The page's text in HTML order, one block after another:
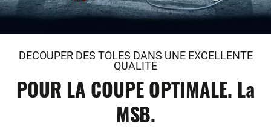
DECOUPER DES TOLES DANS UNE EXCELLENTE
QUALITE
POUR LA COUPE OPTIMALE. La
MSB.